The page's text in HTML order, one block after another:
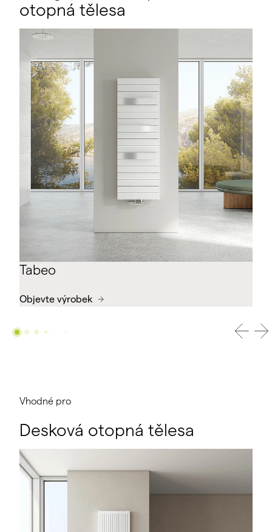
otopná tělesa
Tabeo
Objevte výrobek
Vhodné pro
Desková otopná tělesa